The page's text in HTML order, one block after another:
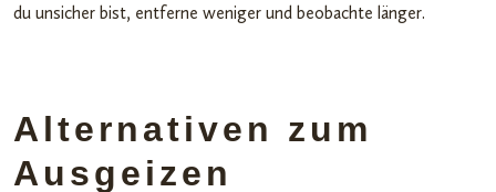
du unsicher bist, entferne weniger und beobachte länger.
Alternativen zum
Ausgeizen